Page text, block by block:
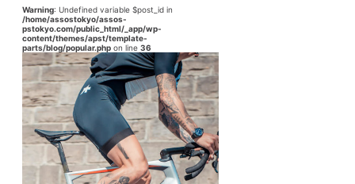
Warning: Undefined variable $post_id in
/home/assostokyo/assos-
pstokyo.com/public_html/_app/wp-
content/themes/apst/template-
parts/blog/popular.php on line 36